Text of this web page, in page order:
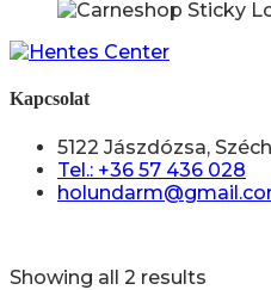
Kapcsolat
5122 Jászdózsa,
Tel.: +36 57 436 028
Showing all 2 results